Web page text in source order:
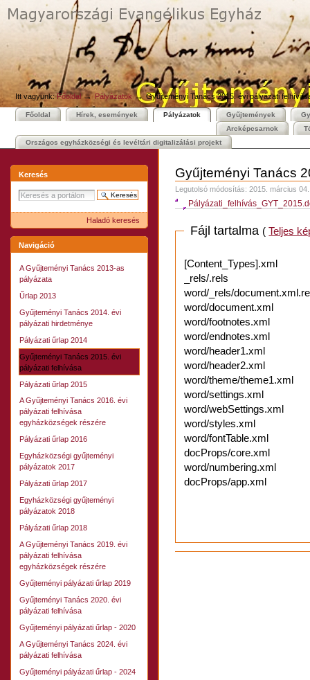
tartalomhoz
Ugrás
navigációhoz
eszközök
Itt vagyunk: Főoldal → Pályázatok→Gyűjteményi Tanács 2015. évi pályázati
Főoldal Hírek, események Pályázatok Gyűjtemények
Arcképcsarnok
Országos egyházközségi és levéltári digitalizálási projekt
Keresés
Haladó keresés
Navigáció
A Gyűjteményi Tanács 2013-as
pályázata
Űrlap 2013
Gyűjteményi Tanács 2014. évi
pályázati hirdetménye
Pályázati űrlap 2014
Gyűjteményi Tanács 2015. évi
pályázati felhívása
Pályázati űrlap 2015
A Gyűjteményi Tanács 2016. évi
pályázati felhívása
egyházközségek részére
Pályázati űrlap 2016
Egyházközségi gyűjteményi
pályázatok 2017
Pályázati űrlap 2017
Egyházközségi gyűjteményi
pályázatok 2018
Pályázati űrlap 2018
A Gyűjteményi Tanács 2019. évi
pályázati felhívása
egyházközségek részére
Gyűjteményi pályázati űrlap 2019
Gyűjteményi Tanács 2020. évi
pályázati felhívása
Gyűjteményi pályázati űrlap - 2020
A Gyűjteményi Tanács 2024. évi
pályázati felhívása
Gyűjteményi pályázati űrlap - 2024
Gyűjteményi Tanács
Legutolsó módosítás: 2015. március
Fájl tartalma (Teljes
[Content_Types].xml
_rels/.rels
word/_rels/
word/document.xml
word/footnotes.xml
word/endnotes.xml
word/header1.xml
word/header2.xml
word/theme/theme1.xml
word/settings.xml
word/webSettings.xml
word/styles.xml
word/fontTable.xml
docProps/core.xml
word/numbering.xml
docProps/app.xml